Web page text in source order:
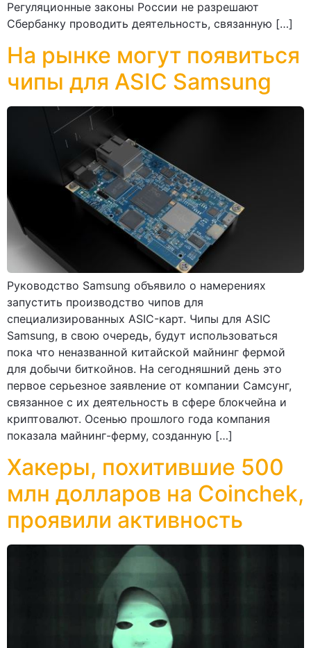
Регуляционные законы России не разрешают
Сбербанку проводить деятельность, связанную […]
На рынке могут появиться
чипы для ASIC Samsung
Руководство Samsung объявило о намерениях
запустить производство чипов для
специализированных ASIC-карт. Чипы для ASIC
Samsung, в свою очередь, будут использоваться
пока что неназванной китайской майнинг фермой
для добычи биткойнов. На сегодняшний день это
первое серьезное заявление от компании Самсунг,
связанное с их деятельность в сфере блокчейна и
криптовалют. Осенью прошлого года компания
показала майнинг-ферму, созданную […]
Хакеры, похитившие 500
млн долларов на Coinchek,
проявили активность